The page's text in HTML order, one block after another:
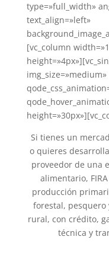
type=»full_width»
text_align=»left»
[vc_column
Si tienes un
o quieres
proveedor de una
alimentario,
producción
forestal, pesquero
rural, con crédito,
técnica y